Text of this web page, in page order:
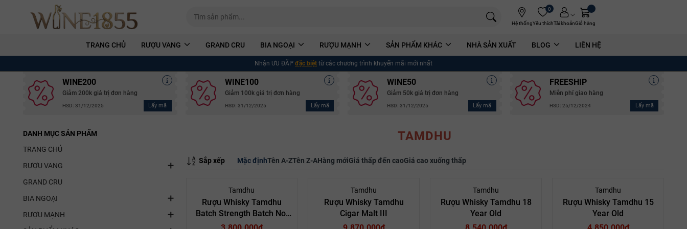
Hệ thống
0
Yêu thíchTài khoảnGiỏ hàng
TRANG CHỦ RƯỢU VANG GRAND CRU BIA NGOẠI RƯỢU MẠNH SẢN PHẨM KHÁC NHÀ SẢN XUẤT BLOG LIÊN HỆ
Nhận ƯU ĐÃI* đặc biệt từ các chương trình khuyến mãi mới nhất
WINE200
Giảm 200k giá trị đơn hàng
HSD: 31/12/2025 Lấy mã
WINE100
Giảm 100k giá trị đơn hàng
HSD: 31/12/2025 Lấy mã
WINE50
Giảm 50k giá trị đơn hàng
HSD: 31/12/2025 Lấy mã
FREESHIP
Miễn phí giao hàng
HSD: 25/12/2024 Lấy mã
DANH MỤC SẢN PHẨM
TRANG CHỦ
RƯỢU VANG
GRAND CRU
BIA NGOẠI
RƯỢU MẠNH
TAMDHU
Sắp xếp Mặc địnhTên A-ZTên Z-AHàng mớiGiá thấp đến caoGiá cao xuống thấp
Tamdhu
Rượu Whisky Tamdhu
Batch Strength Batch No.
008
Tamdhu
Rượu Whisky Tamdhu
Cigar Malt III
Tamdhu
Rượu Whisky Tamdhu 18
Year Old
Tamdhu
Rượu Whisky Tamdhu 15
Year Old